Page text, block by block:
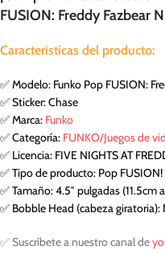
FUSION: Freddy Fazbear
Caracteristicas del producto:
✅ Modelo: Funko Pop FUSION:
✅ Sticker: Chase
✅ Marca: Funko
✅ Categoría: FUNKO/Juegos de
✅ Licencia: FIVE NIGHTS AT
✅ Tipo de producto: Pop FUSION!
✅ Tamaño: 4.5″ pulgadas (11.5cm
✅ Bobble Head (cabeza giratoria):
✅ Suscríbete a nuestro canal de